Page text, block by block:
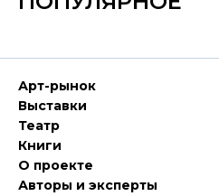
Арт-рынок
Выставки
Театр
Книги
О проекте
Авторы и эксперты